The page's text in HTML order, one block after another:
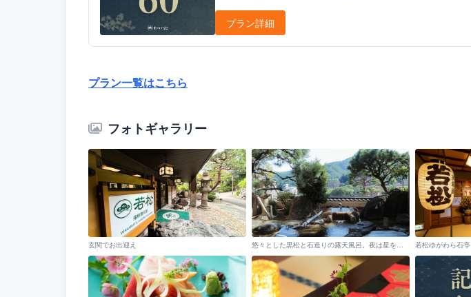
プラン詳細
プラン一覧はこちら
フォトギャラリー
玄関でお出迎え 悠々とした黒松と石造りの露天風呂。夜は星を仰ぎ、朝は清々しい出ずる陽を 若松ゆがわら石亭